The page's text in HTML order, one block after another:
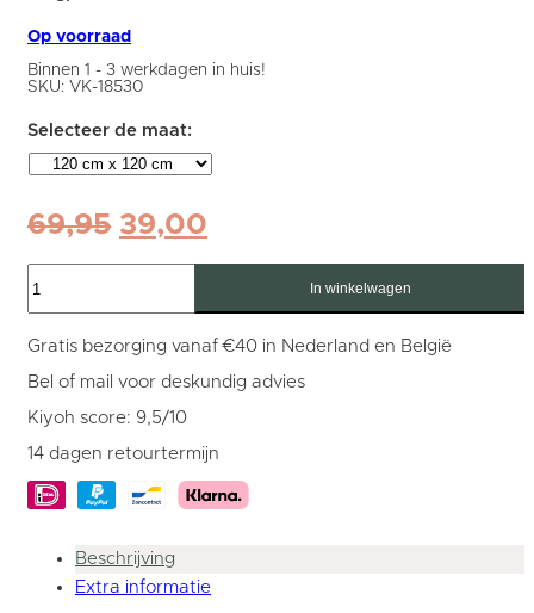
Op voorraad
Binnen 1 - 3 werkdagen in huis!
SKU: VK-18530
69,95 Oorspronkelijke
69,95.
39,00
39,00.
Remy
cm
In winkelwagen
Gratis bezorging vanaf €40 in Nederland en België
Bel of mail voor deskundig advies
Kiyoh score: 9,5/10
14 dagen retourtermijn
Beschrijving
Extra informatie